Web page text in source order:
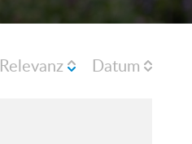
Relevanz Datum